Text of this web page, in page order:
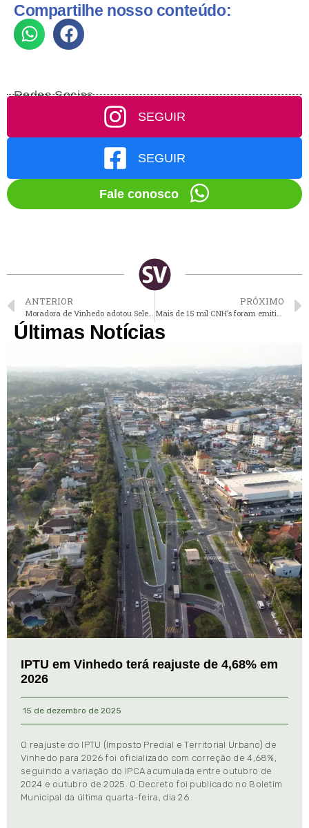
Compartilhe nosso conteúdo:
Redes Socias
SEGUIR
SEGUIR
Fale conosco
ANTERIOR PRÓXIMO
Últimas Notícias
IPTU em Vinhedo terá reajuste de 4,68% em
2026
15 de dezembro de 2025
O reajuste do IPTU (Imposto Predial e Territorial Urbano) de
Vinhedo para 2026 foi oficializado com correção de 4,68%,
seguindo a variação do IPCA acumulada entre outubro de
2024 e outubro de 2025. O Decreto foi publicado no Boletim
Municipal da última quarta-feira, dia 26.